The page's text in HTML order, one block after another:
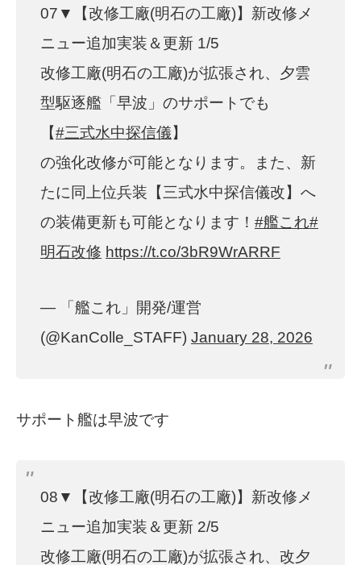
07▼【改修工廠(明石の工廠)】新改修メ
ニュー追加実装＆更新 1/5
改修工廠(明石の工廠)が拡張され、夕雲
型駆逐艦「早波」のサポートでも
【#三式水中探信儀】
の強化改修が可能となります。また、新
たに同上位兵装【三式水中探信儀改】へ
の装備更新も可能となります！ #艦これ#
明石改修 https://t.co/3bR9WrARRF
— 「艦これ」開発/運営
(@KanColle_STAFF) January 28, 2026
サポート艦は早波です
08▼【改修工廠(明石の工廠)】新改修メ
ニュー追加実装＆更新 2/5
改修工廠(明石の工廠)が拡張され、改夕